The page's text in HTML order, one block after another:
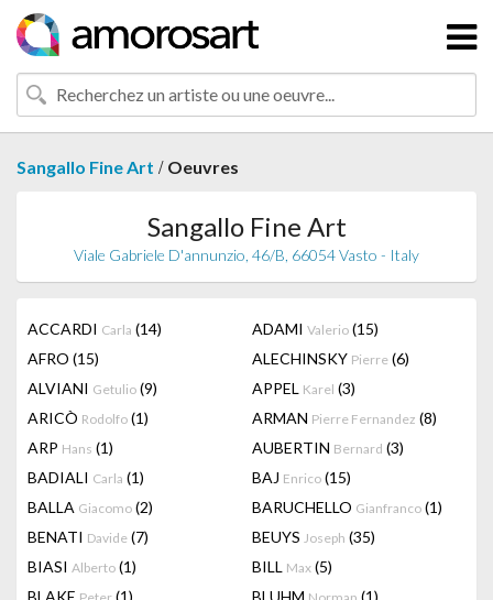
Sangallo Fine Art / Oeuvres
Sangallo Fine Art
Viale Gabriele D'annunzio, 46/B, 66054 Vasto - Italy
ACCARDI Carla (14) ADAMI Valerio (15)
AFRO (15) ALECHINSKY Pierre (6)
ALVIANI Getulio (9) APPEL Karel (3)
ARICÒ Rodolfo (1) ARMAN Pierre Fernandez (8)
ARP Hans (1) AUBERTIN Bernard (3)
BADIALI Carla (1) BAJ Enrico (15)
BALLA Giacomo (2) BARUCHELLO Gianfranco (1)
BENATI Davide (7) BEUYS Joseph (35)
BIASI Alberto (1) BILL Max (5)
BLAKE
(1) BLUHM
(1)